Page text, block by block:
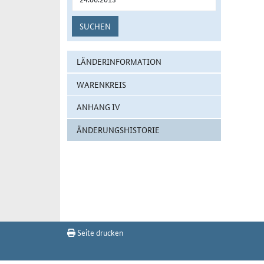
SUCHEN
LÄNDERINFORMATION
WARENKREIS
ANHANG IV
ÄNDERUNGSHISTORIE
Seite drucken